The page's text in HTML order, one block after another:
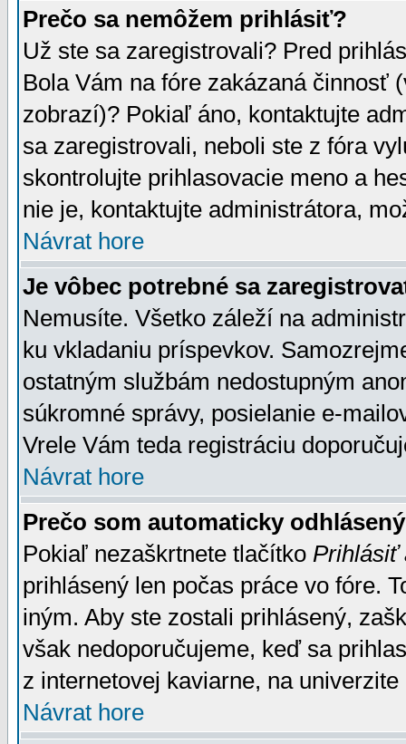
Prečo sa nemôžem prihlásiť?
Už ste sa zaregistrovali? Pred
Bola Vám na fóre zakázaná činnosť
zobrazí)? Pokiaľ áno, kontaktujte
sa zaregistrovali, neboli ste z fóra
skontrolujte prihlasovacie meno a
nie je, kontaktujte administrátora,
Návrat hore
Je vôbec potrebné sa
Nemusíte. Všetko záleží na
ku vkladaniu príspevkov.
ostatným službám nedostupným
súkromné správy, posielanie e-
Vrele Vám teda registráciu
Návrat hore
Prečo som automaticky
Pokiaľ nezaškrtnete tlačítko Prihlásiť
prihlásený len počas práce vo fóre.
iným. Aby ste zostali prihlásený,
však nedoporučujeme, keď sa
z internetovej kaviarne, na univerzite
Návrat hore